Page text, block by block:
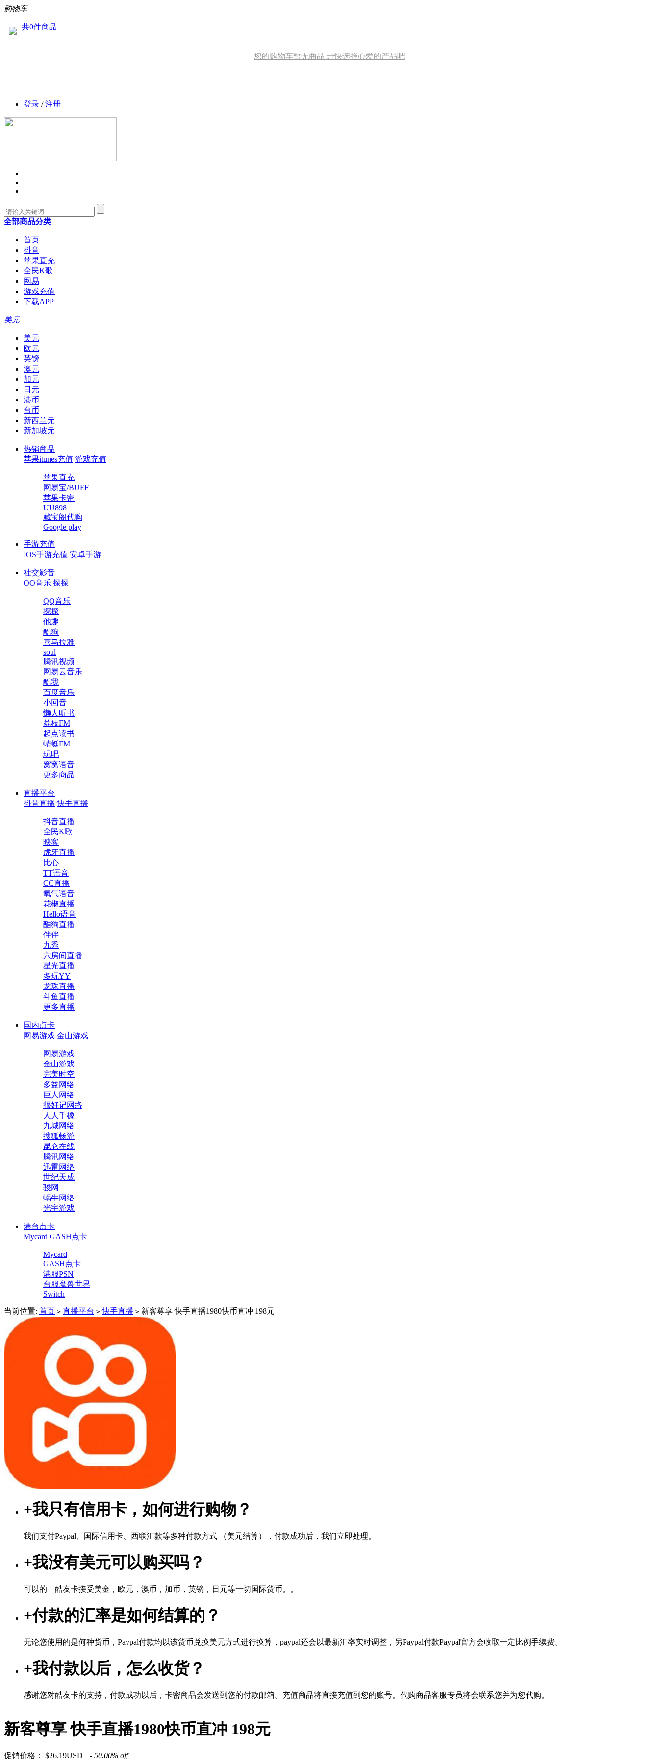
购物车
共0件商品
您的购物车暂无商品 赶快选择心爱的产品吧
登录 /注册
全部商品分类
首页
抖音
苹果直充
全民K歌
网易
游戏充值
下载APP
美元
美元
欧元
英镑
澳元
加元
日元
港币
台币
新西兰元
新加坡元
热销商品
苹果itunes充值 游戏充值
苹果直充
网易宝/BUFF
苹果卡密
UU898
藏宝阁代购
Google play
手游充值
IOS手游充值 安卓手游
社交影音
QQ音乐 探探
QQ音乐
探探
他趣
酷狗
喜马拉雅
soul
腾讯视频
网易云音乐
酷我
百度音乐
小回音
懒人听书
荔枝FM
起点读书
蜻蜓FM
玩吧
窝窝语音
更多商品
直播平台
抖音直播 快手直播
抖音直播
全民K歌
映客
虎牙直播
比心
TT语音
CC直播
氧气语音
花椒直播
Hello语音
酷狗直播
伴伴
九秀
六房间直播
星光直播
多玩YY
龙珠直播
斗鱼直播
更多直播
国内点卡
网易游戏 金山游戏
网易游戏
金山游戏
完美时空
多益网络
巨人网络
很好记网络
人人千橡
九城网络
搜狐畅游
昆仑在线
腾讯网络
迅雷网络
世纪天成
骏网
蜗牛网络
光宇游戏
港台点卡
Mycard GASH点卡
Mycard
GASH点卡
港服PSN
台服魔兽世界
Switch
当前位置: 首页 > 直播平台 > 快手直播 > 新客尊享 快手直播1980快币直冲 198元
+我只有信用卡，如何进行购物？
我们支付Paypal、国际信用卡、西联汇款等多种付款方式 （美元结算），付款成功后，我们立即处理。
+我没有美元可以购买吗？
可以的，酷友卡接受美金，欧元，澳币，加币，英镑，日元等一切国际货币。。
+付款的汇率是如何结算的？
无论您使用的是何种货币，Paypal付款均以该货币兑换美元方式进行换算，paypal还会以最新汇率实时调整，另Paypal付款Paypal官方会收取一定比例手续费。
+我付款以后，怎么收货？
感谢您对酷友卡的支持，付款成功以后，卡密商品会发送到您的付款邮箱。充值商品将直接充值到您的账号。代购商品客服专员将会联系您并为您代购。
新客尊享 快手直播1980快币直冲 198元
促销价格： $26.19USD | - 50.00% off